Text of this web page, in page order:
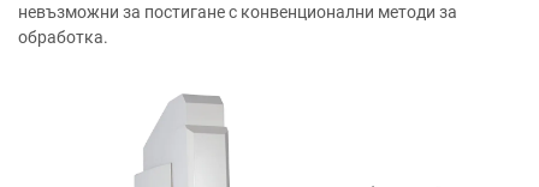
невъзможни за постигане с конвенционални методи за
обработка.